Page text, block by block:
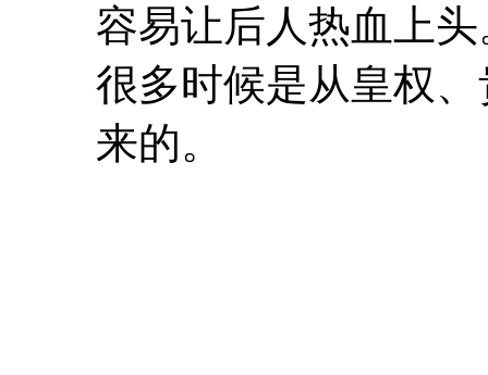
容易让后人热血上
很多时候是从皇权
来的。